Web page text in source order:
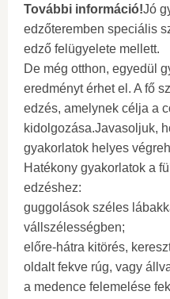
További információ!Jó
edzőteremben speciális
edző felügyelete mellett.
De még otthon, egyedül
eredményt érhet el. A fő
edzés, amelynek célja a
kidolgozása.Javasoljuk,
gyakorlatok helyes
Hatékony gyakorlatok a
edzéshez:
guggolások széles
vállszélességben;
előre-hátra kitörés,
oldalt fekve rúg, vagy
a medence felemelése